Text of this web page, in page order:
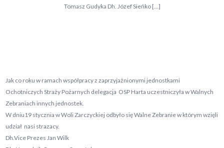
Tomasz Gudyka Dh. Józef Sieńko […]
Jak co roku w ramach współpracy z zaprzyjażnionymi jednostkami
Ochotniczych Straży Pożarnych delegacja OSP Harta uczestniczyła w Walnych
Zebraniach innych jednostek.
W dniu19 stycznia w Woli Zarczyckiej odbyło się Walne Zebranie w którym wzięli
udział nasi strazacy.
Dh.Vice Prezes Jan Wilk